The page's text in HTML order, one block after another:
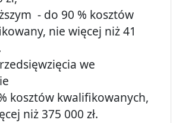
- do 90 % kosztów
nie więcej niż 41
we
kosztów kwalifikowanych,
niż 375 000 zł.